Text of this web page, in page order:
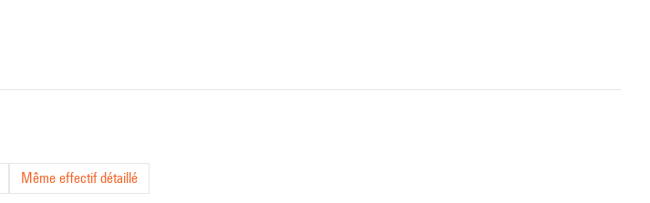
Même effectif détaillé